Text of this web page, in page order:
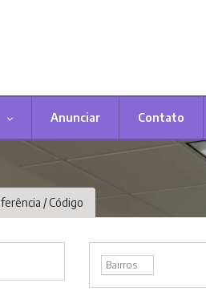
Anunciar Contato
/ Código
Bairros